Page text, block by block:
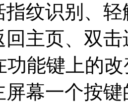
指纹识别、
回主页、双
功能键上的
屏幕一个按